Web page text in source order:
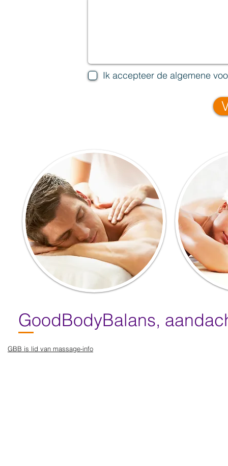
Ik accepteer de algemene
GoodBodyBalans,
GBB is lid van massage-info